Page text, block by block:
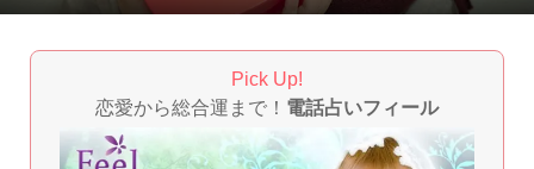
Pick Up!
恋愛から総合運まで！ 電話占いフィール